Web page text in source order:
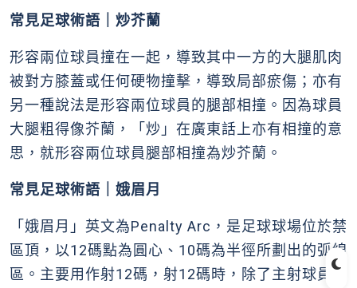
常見足球術語｜炒芥蘭
形容兩位球員撞在一起，導致其中一方的大腿肌肉
被對方膝蓋或任何硬物撞擊，導致局部瘀傷；亦有
另一種說法是形容兩位球員的腿部相撞。因為球員
大腿粗得像芥蘭，「炒」在廣東話上亦有相撞的意
思，就形容兩位球員腿部相撞為炒芥蘭。
常見足球術語｜娥眉月
「娥眉月」英文為Penalty Arc，是足球球場位於禁
區頂，以12碼點為圓心、10碼為半徑所劃出的弧線
區。主要用作射12碼，射12碼時，除了主射球員和